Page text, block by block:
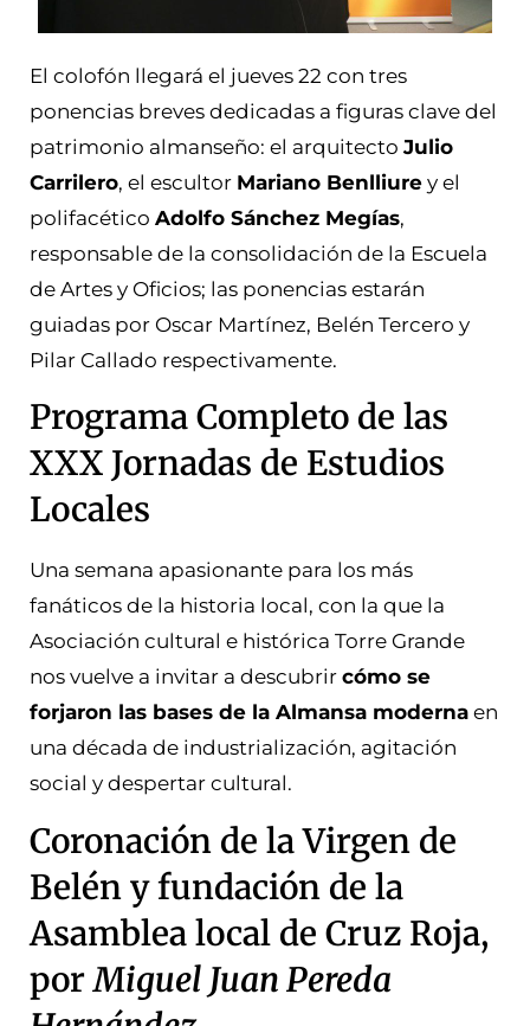
El colofón llegará el jueves 22 con tres
ponencias breves dedicadas a figuras clave del
patrimonio almanseño: el arquitecto Julio
Carrilero, el escultor Mariano Benlliure y el
polifacético Adolfo Sánchez Megías,
responsable de la consolidación de la Escuela
de Artes y Oficios; las ponencias estarán
guiadas por Oscar Martínez, Belén Tercero y
Pilar Callado respectivamente.
Programa Completo de las
XXX Jornadas de Estudios
Locales
Una semana apasionante para los más
fanáticos de la historia local, con la que la
Asociación cultural e histórica Torre Grande
nos vuelve a invitar a descubrir cómo se
forjaron las bases de la Almansa moderna en
una década de industrialización, agitación
social y despertar cultural.
Coronación de la Virgen de
Belén y fundación de la
Asamblea local de Cruz Roja,
porMiguel Juan Pereda